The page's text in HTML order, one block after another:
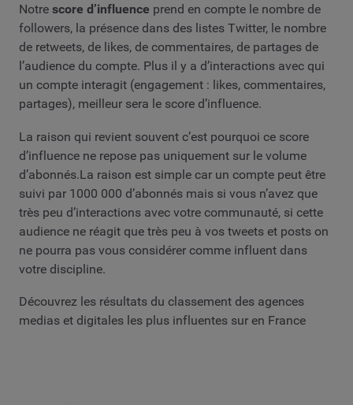
Notre score d’influence prend en compte le nombre de
followers, la présence dans des listes Twitter, le nombre
de retweets, de likes, de commentaires, de partages de
l’audience du compte. Plus il y a d’interactions avec qui
un compte interagit (engagement : likes, commentaires,
partages), meilleur sera le score d’influence.
La raison qui revient souvent c’est pourquoi ce score
d’influence ne repose pas uniquement sur le volume
d’abonnés.La raison est simple car un compte peut être
suivi par 1000 000 d’abonnés mais si vous n’avez que
très peu d’interactions avec votre communauté, si cette
audience ne réagit que très peu à vos tweets et posts on
ne pourra pas vous considérer comme influent dans
votre discipline.
Découvrez les résultats du classement des agences
medias et digitales les plus influentes sur en France